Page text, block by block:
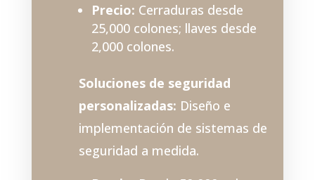
Precio: Cerraduras desde
25,000 colones; llaves desde
2,000 colones.
Soluciones de seguridad
personalizadas: Diseño e
implementación de sistemas de
seguridad a medida.